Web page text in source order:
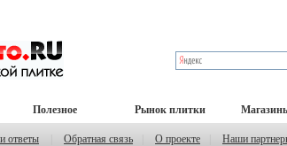
Полезное Рынок плитки
ответы Обратная связь О проекте Наши